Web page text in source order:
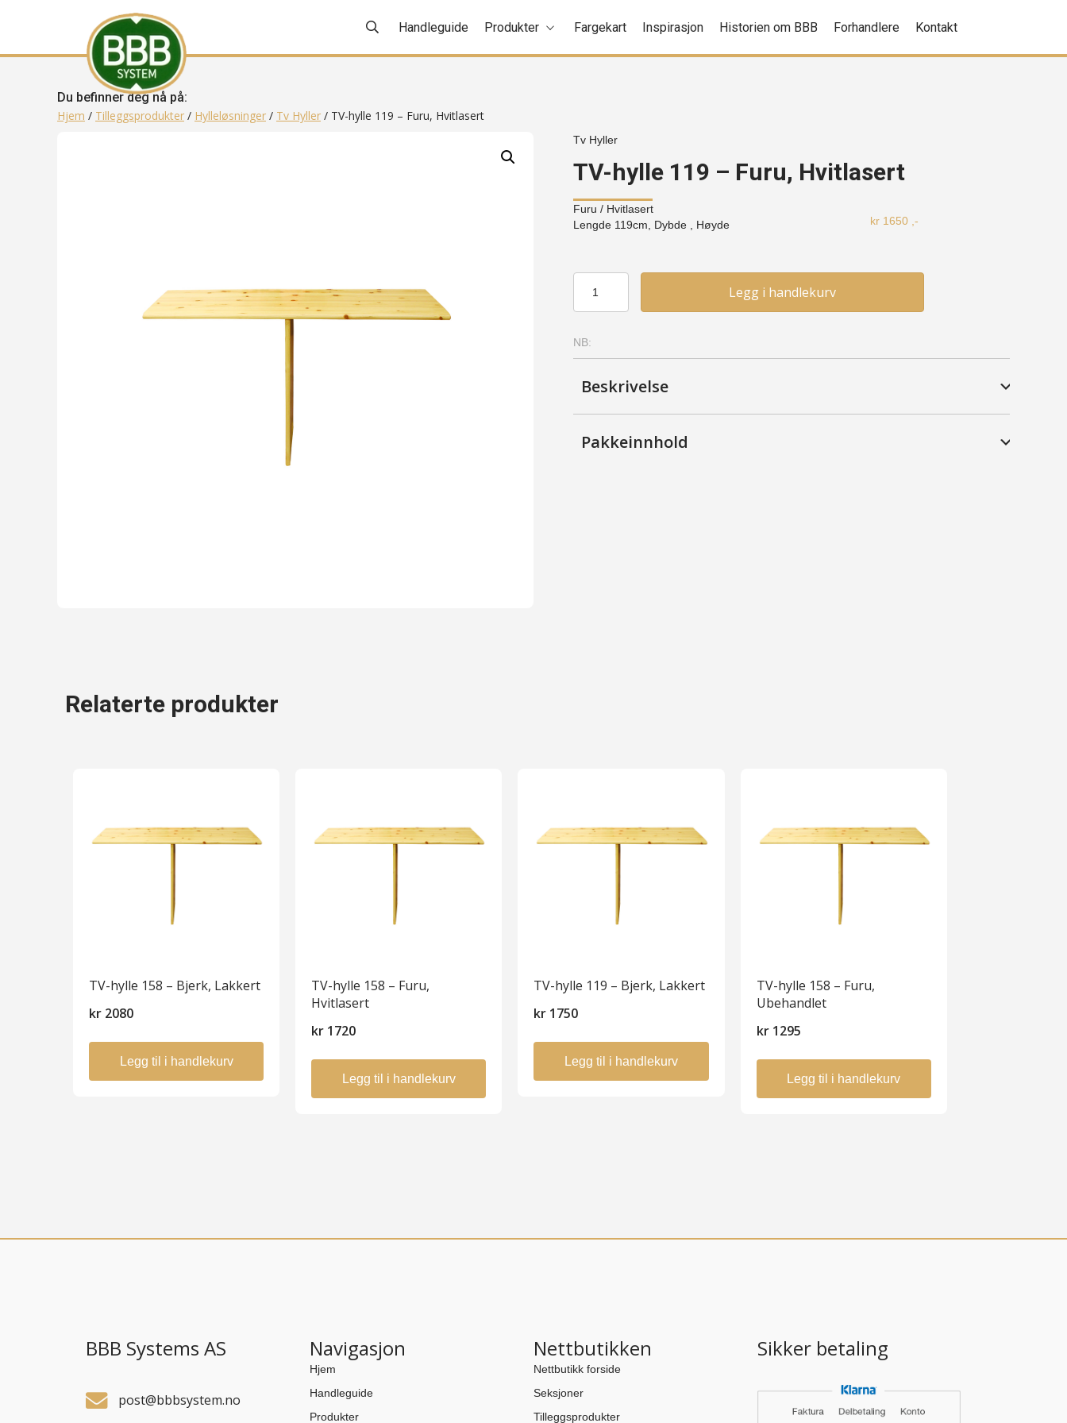
Handleguide Produkter Fargekart Inspirasjon Historien om BBB Forhandlere Kontakt
Du befinner deg nå på:
Hjem / Tilleggsprodukter / Hylleløsninger / Tv Hyller / TV-hylle 119 – Furu, Hvitlasert
Tv Hyller
TV-hylle 119 – Furu, Hvitlasert
Furu / Hvitlasert
Lengde 119cm, Dybde , Høyde
kr1650 ,-
hylle
119
Furu,
Hvitlasert
Legg i handlekurv
NB:
Beskrivelse
Pakkeinnhold
Relaterte produkter
TV-hylle 158 – Bjerk, Lakkert
kr 2080
Legg til i handlekurv
TV-hylle 158 – Furu,
Hvitlasert
kr 1720
Legg til i handlekurv
TV-hylle 119 – Bjerk, Lakkert
kr 1750
Legg til i handlekurv
TV-hylle 158 – Furu,
Ubehandlet
kr1295
Legg til i handlekurv
BBB Systems AS
post@bbbsystem.no
Navigasjon
Hjem
Handleguide
Produkter
Nettbutikken
Nettbutikk forside
Seksjoner
Tilleggsprodukter
Sikker betaling